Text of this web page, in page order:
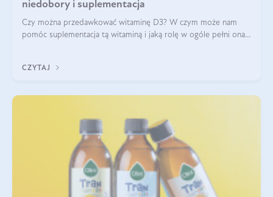
niedobory i suplementacja
Czy można przedawkować witaminę D3? W czym może nam
pomóc suplementacja tą witaminą i jaką rolę w ogóle pełni ona
robić?
CZYTAJ